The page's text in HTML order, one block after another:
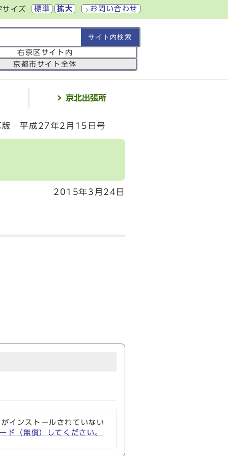
サイズ 標準 拡大 お問い合わせ
右京区サイト内
京都市サイト全体
京北出張所
版 平成27年2月15日号
2015年3月24日
インストールされていない
（無償）してください。